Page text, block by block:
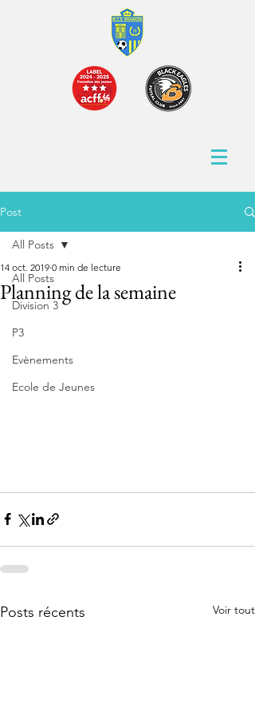
Post
All Posts
Division 3
P3
Evènements
Ecole de Jeunes
All Posts
Planning de la semaine
14 oct. 2019 0 min de lecture
Posts récents Voir tout